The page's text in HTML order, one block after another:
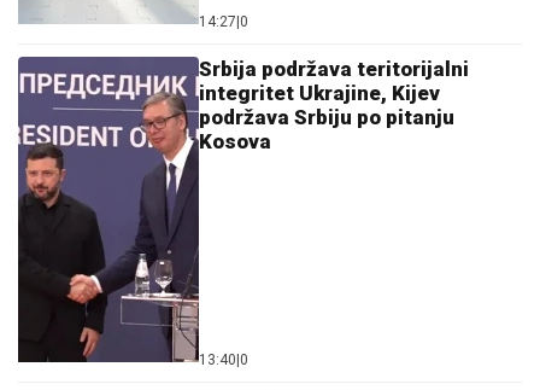
14:27 0
Srbija podržava teritorijalni
integritet Ukrajine, Kijev
podržava Srbiju po pitanju
Kosova
13:40 0